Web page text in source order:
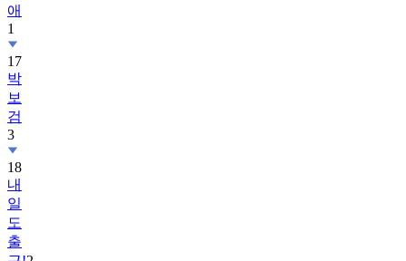
애
1
17
박
보
검
3
18
내
일
도
출